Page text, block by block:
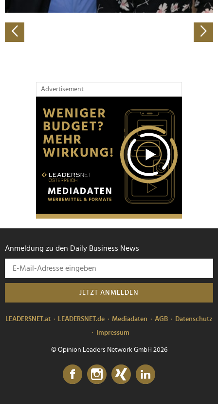
Verwendung unserer Website an unsere Partner für
Partner führen diese Informationen möglicherweise mit
weiteren Daten zusammen, die Sie ihnen bereitgestellt
Advertisement
Anmeldung zu den Daily Business News
JETZT ANMELDEN
LEADERSNET.at LEADERSNET.de Mediadaten AGB
Datenschutz
Impressum
© Opinion Leaders Network GmbH 2026